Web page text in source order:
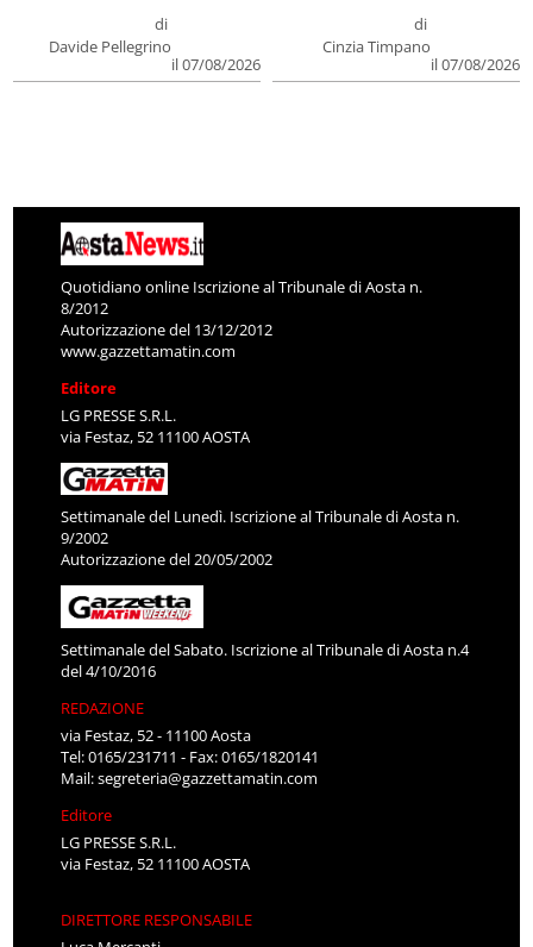
di
Davide Pellegrino
il 07/08/2026
di
Cinzia Timpano
il 07/08/2026
Quotidiano online Iscrizione al Tribunale di Aosta n.
8/2012
Autorizzazione del 13/12/2012
www.gazzettamatin.com
Editore
LG PRESSE S.R.L.
via Festaz, 52 11100 AOSTA
Settimanale del Lunedì. Iscrizione al Tribunale di Aosta n.
9/2002
Autorizzazione del 20/05/2002
Settimanale del Sabato. Iscrizione al Tribunale di Aosta n.4
del 4/10/2016
REDAZIONE
via Festaz, 52 - 11100 Aosta
Tel: 0165/231711 - Fax: 0165/1820141
Mail:segreteria@gazzettamatin.com
Editore
LG PRESSE S.R.L.
via Festaz, 52 11100 AOSTA
DIRETTORE RESPONSABILE